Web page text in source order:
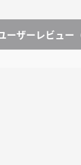
ーザーレビュー